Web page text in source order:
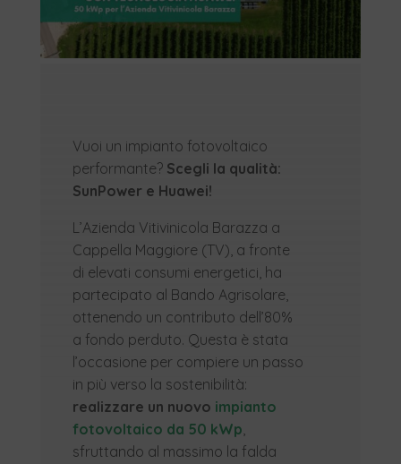
Vuoi un impianto fotovoltaico
performante? Scegli la qualità:
SunPower e Huawei!
L’Azienda Vitivinicola Barazza a
Cappella Maggiore (TV), a fronte
di elevati consumi energetici, ha
partecipato al Bando Agrisolare,
ottenendo un contributo dell’80%
a fondo perduto. Questa è stata
l’occasione per compiere un passo
in più verso la sostenibilità:
realizzare un nuovo impianto
fotovoltaico da 50 kWp,
sfruttando al massimo la falda